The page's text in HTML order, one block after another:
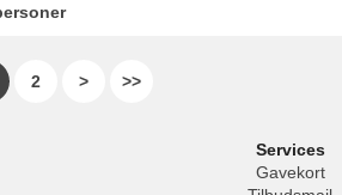
2 > >>
Services
Gavekort